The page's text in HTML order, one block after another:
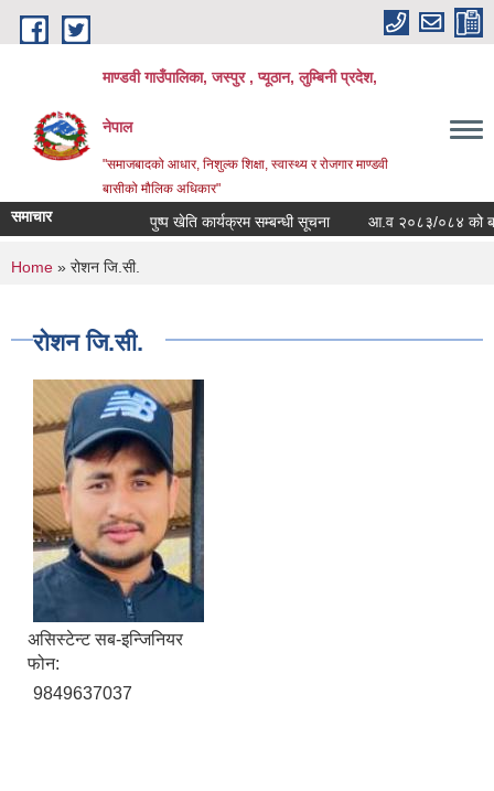
Skip to main content
माण्डवी गाउँपालिका, जस्पुर , प्यूठान, लुम्बिनी प्रदेश,
नेपाल
"समाजबादको आधार, निशुल्क शिक्षा, स्वास्थ्य र रोजगार माण्डवी
बासीको मौलिक अधिकार"
समाचार पुष्प खेति कार्यक्रम सम्बन्धी सूचना आ.व २०८३/०८४ को
You are here
Home » रोशन जि.सी.
रोशन जि.सी.
असिस्टेन्ट सब-इन्जिनियर
फोन:
9849637037